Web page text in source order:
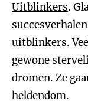
Uitblinkers.
uitblinkers.
gewone
dromen. Ze
heldendom.